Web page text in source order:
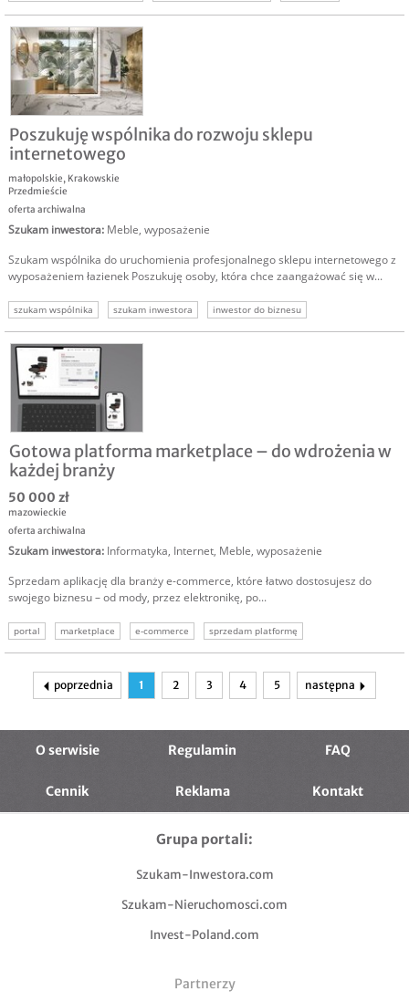
sklep meblowy
sklep internetowy
sprzedam rentowny biznes
sprzedam dochodową firmę
Poszukuję wspólnika do rozwoju sklepu
internetowego
małopolskie, Krakowskie
Przedmieście
oferta archiwalna
Szukam inwestora: Meble, wyposażenie
Szukam wspólnika do uruchomienia profesjonalnego sklepu internetowego z
wyposażeniem łazienek Poszukuję osoby, która chce zaangażować się w...
szukam wspólnika szukam inwestora inwestor do biznesu
Gotowa platforma marketplace – do wdrożenia w
każdej branży
50 000 zł
mazowieckie
oferta archiwalna
Szukam inwestora: Informatyka, Internet, Meble, wyposażenie
Sprzedam aplikację dla branży e-commerce, które łatwo dostosujesz do
swojego biznesu – od mody, przez elektronikę, po...
portal marketplace e-commerce
sprzedam platformę
sprzedam marketplace
poprzednia 1 2 3 4 5 następna
O serwisie Regulamin FAQ
Cennik Reklama Kontakt
Grupa portali:
Szukam-Inwestora.com
Szukam-Nieruchomosci.com
Invest-Poland.com
Partnerzy